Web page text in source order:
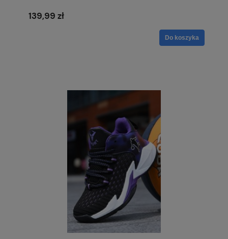
139,99 zł
Do koszyka